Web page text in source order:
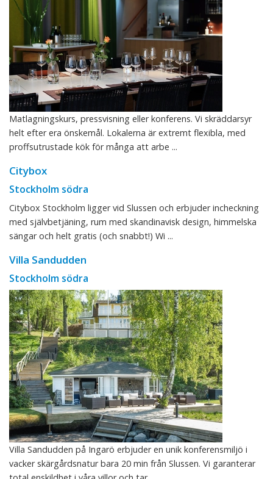
Matlagningskurs, pressvisning eller konferens. Vi skräddarsyr
helt efter era önskemål. Lokalerna är extremt flexibla, med
proffsutrustade kök för många att arbe ...
Citybox
Stockholm södra
Citybox Stockholm ligger vid Slussen och erbjuder incheckning
med självbetjäning, rum med skandinavisk design, himmelska
sängar och helt gratis (och snabbt!) Wi ...
Villa Sandudden
Stockholm södra
Villa Sandudden på Ingarö erbjuder en unik konferensmiljö i
vacker skärgårdsnatur bara 20 min från Slussen. Vi garanterar